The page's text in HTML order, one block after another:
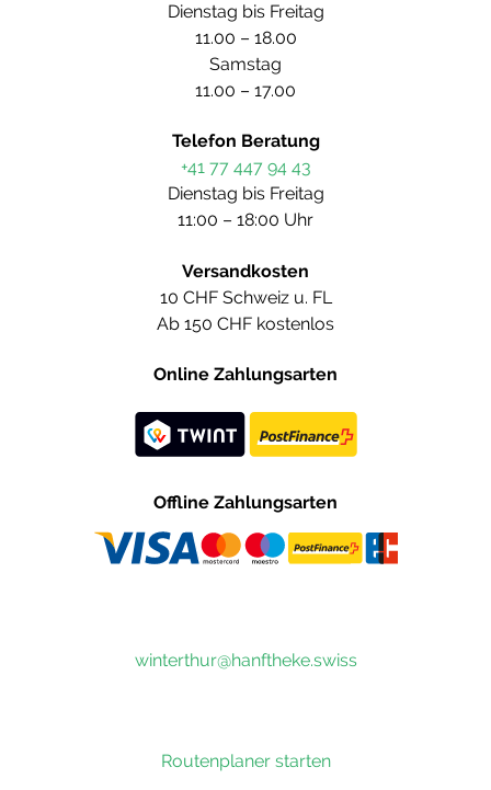
Dienstag bis Freitag
11.00 – 18.00
Samstag
11.00 – 17.00
Telefon Beratung
+41 77 447 94 43
Dienstag bis Freitag
11:00 – 18:00 Uhr
Versandkosten
10 CHF Schweiz u. FL
Ab 150 CHF kostenlos
Online Zahlungsarten
Offline Zahlungsarten
winterthur@hanftheke.swiss
Routenplaner starten